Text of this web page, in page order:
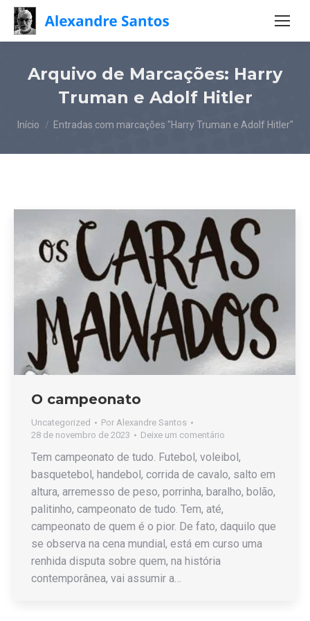
Arquivo de Marcações: Harry
Truman e Adolf Hitler
Você está aqui:
Início Entradas com marcações "Harry Truman e Adolf Hitler"
O campeonato
Uncategorized Por Alexandre Santos
28 de novembro de 2023
Deixe um comentário
Tem campeonato de tudo. Futebol, voleibol,
basquetebol, handebol, corrida de cavalo, salto em
altura, arremesso de peso, porrinha, baralho, bolão,
palitinho, campeonato de tudo. Tem, até,
campeonato de quem é o pior. De fato, daquilo que
se observa na cena mundial, está em curso uma
renhida disputa sobre quem, na história
contemporânea, vai assumir a…